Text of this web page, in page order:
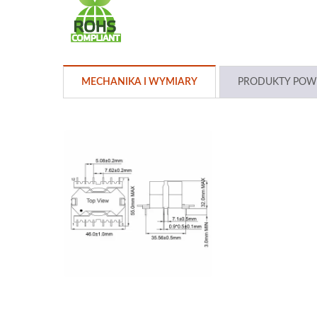
MECHANIKA I WYMIARY PRODUKTY